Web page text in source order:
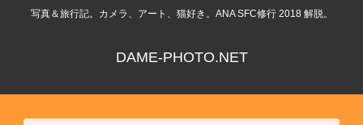
写真＆旅行記。カメラ、アート、猫好き。ANA SFC修行 2018 解脱。
DAME-PHOTO.NET